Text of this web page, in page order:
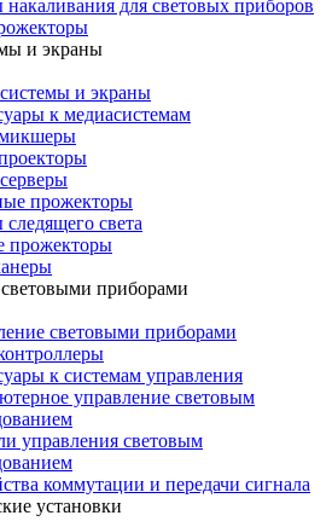
для световых приборов
и экраны
и экраны
к медиасистемам
прожекторы
света
прожекторы
приборами
световыми приборами
к системам управления
управление световым
управления световым
коммутации и передачи сигнала
установки